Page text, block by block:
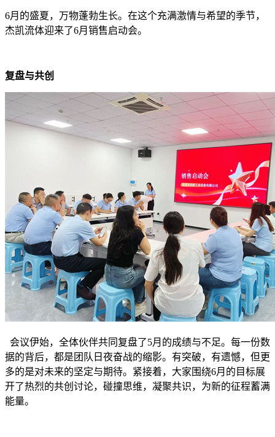
6月的盛夏，万物蓬勃生长。在这个充满激情与希望的季节，
杰凯流体迎来了6月销售启动会。
复盘与共创
会议伊始，全体伙伴共同复盘了5月的成绩与不足。每一份数
据的背后，都是团队日夜奋战的缩影。有突破，有遗憾，但更
多的是对未来的坚定与期待。紧接着，大家围绕6月的目标展
开了热烈的共创讨论，碰撞思维，凝聚共识，为新的征程蓄满
能量。